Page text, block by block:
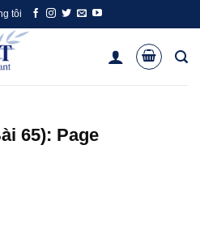
tôi
65): Page